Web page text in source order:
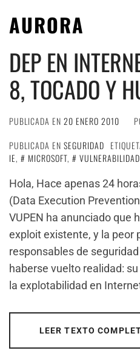
AURORA
DEP EN
8, TOCADO Y
PUBLICADA EN 20 ENERO 2010
PUBLICADA EN SEGURIDAD
IE, MICROSOFT, VULNERABILIDAD
Hola, Hace apenas 24
(Data Execution
VUPEN ha anunciado que
exploit existente, y la peor
responsables de
haberse vuelto realidad:
la explotabilidad en
LEER TEXTO